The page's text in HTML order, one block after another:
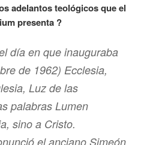
adelantos teológicos que el
presenta ?
día en que inauguraba
de 1962) Ecclesia,
Luz de las
palabras Lumen
sino a Cristo.
el anciano Simeón